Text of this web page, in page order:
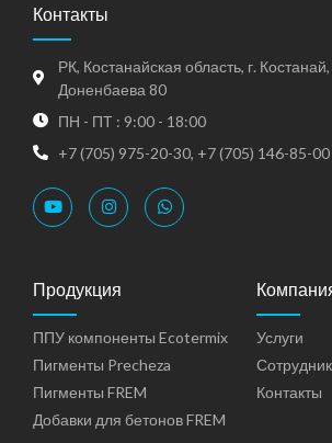
Контакты
РК, Костанайская область, г. Костанай,
Доненбаева 80
ПН - ПТ : 9:00 - 18:00
+7 (705) 975-20-30, +7 (705) 146-85-00
Продукция
ППУ компоненты Ecotermix
Пигменты Precheza
Пигменты FREM
Добавки для бетонов FREM
Услуги
Контакты